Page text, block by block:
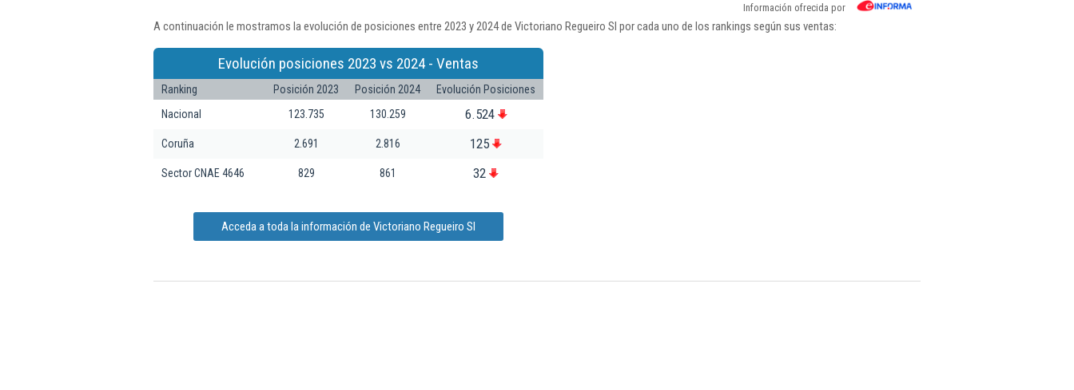
Información ofrecida por
A continuación le mostramos la evolución de posiciones entre 2023 y 2024 de Victoriano Regueiro Sl por cada uno de los rankings según sus ventas:
Evolución posiciones 2023 vs 2024 - Ventas
Ranking Posición 2023 Posición 2024
Evolución Posiciones
Nacional
123.735 130.259 6.524
Coruña 2.691 2.816 125
Sector CNAE 4646 829 861 32
Acceda a toda la información de Victoriano Regueiro Sl